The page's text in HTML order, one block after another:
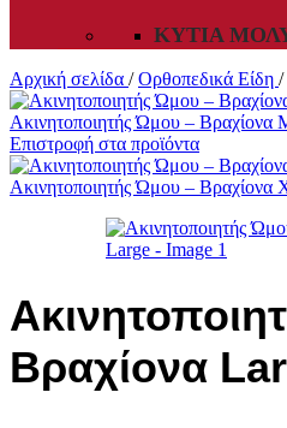
ΚΥΤΊΑ
Αρχική σελίδα / Ορθοπεδικά Είδη /
Ακινητοποιητής Ώμου – Βραχίονα
Επιστροφή στα προϊόντα
Ακινητοποιητής Ώμου – Βραχίονα
Βραχίονα